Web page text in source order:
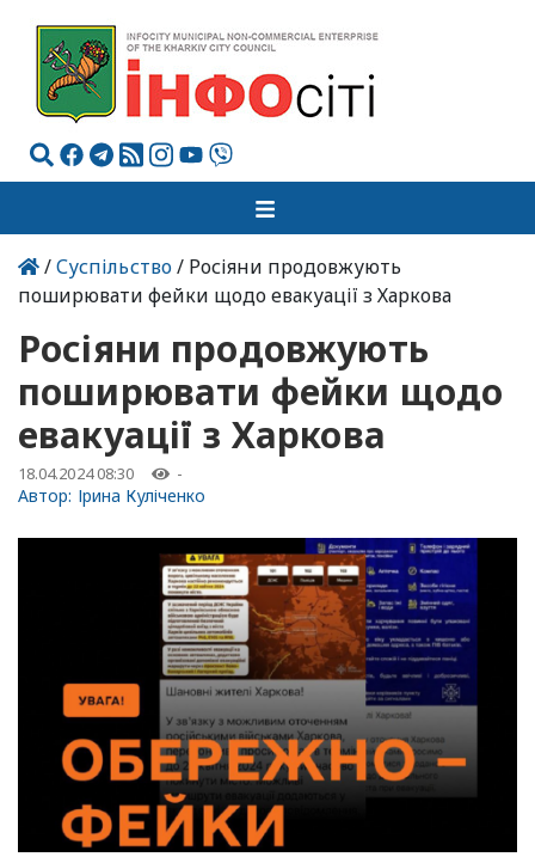
/Суспільство/ Росіяни продовжують
поширювати фейки щодо евакуації з Харкова
Росіяни продовжують
поширювати фейки щодо
евакуації з Харкова
18.04.2024 08:30 -
Автор: Ірина Куліченко